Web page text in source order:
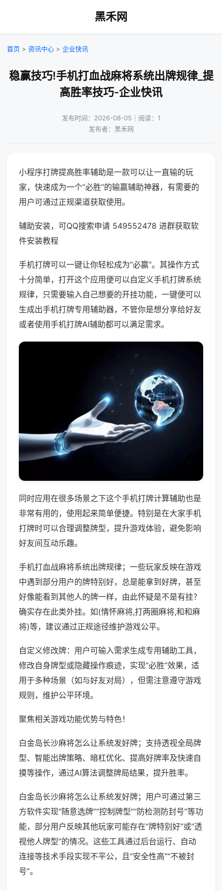
黑禾网
首页 > 资讯中心 > 企业快讯
稳赢技巧!手机打血战麻将系统出牌规律_提
高胜率技巧-企业快讯
发布时间：2026-08-05｜阅读：1
发布者：黑禾网
小程序打牌提高胜率辅助是一款可以让一直输的玩
家，快速成为一个“必胜”的输赢辅助神器，有需要的
用户可通过正规渠道获取使用。
辅助安装，可QQ搜索申请 549552478 进群获取软
件安装教程
手机打牌可以一键让你轻松成为“必赢”。其操作方式
十分简单，打开这个应用便可以自定义手机打牌系统
规律，只需要输入自己想要的开挂功能，一键便可以
生成出手机打牌专用辅助器，不管你是想分享给好友
或者使用手机打牌AI辅助都可以满足需求。
同时应用在很多场景之下这个手机打牌计算辅助也是
非常有用的，使用起来简单便捷。特别是在大家手机
打牌时可以合理调整牌型，提升游戏体验，避免影响
好友间互动乐趣。
手机打血战麻将系统出牌规律；一些玩家反映在游戏
中遇到部分用户的牌特别好，总是能拿到好牌，甚至
好像能看到其他人的牌一样，由此怀疑是不是有挂？
确实存在此类外挂。如(情怀麻将,打两圈麻将,和和麻
将)等，建议通过正规途径维护游戏公平。
自定义修改牌：用户可输入需求生成专用辅助工具，
修改自身牌型或隐藏操作痕迹，实现“必胜”效果，适
用于多种场景（如与好友对局），但需注意遵守游戏
规则，维护公平环境。
聚焦相关游戏功能优势与特色！
白金岛长沙麻将怎么让系统发好牌；支持透视全局牌
型、智能出牌策略、暗杠优化、提高好牌率及快速自
摸等操作，通过AI算法调整牌局结果，提升胜率。
白金岛长沙麻将怎么让系统发好牌；用户可通过第三
方软件实现“随意选牌”“控制牌型”“防检测防封号”等功
能，部分用户反映其他玩家可能存在“牌特别好”或“透
视他人牌型”的情况。这些工具通过后台运行、自动
连接等技术手段实现不平公，且“安全性高”“不被封
号”。